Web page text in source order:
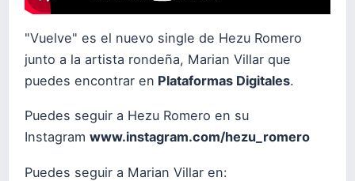
"Vuelve" es el nuevo single de Hezu Romero
junto a la artista rondeña, Marian Villar que
puedes encontrar en Plataformas Digitales.
Puedes seguir a Hezu Romero en su
Instagram www.instagram.com/hezu_romero
Puedes seguir a Marian Villar en: